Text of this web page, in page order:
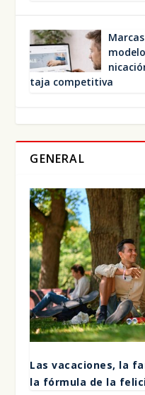
ta­ja com­pe­ti­ti­va
GENERAL
Las vaca­cio­nes, la
la fór­mu­la de la